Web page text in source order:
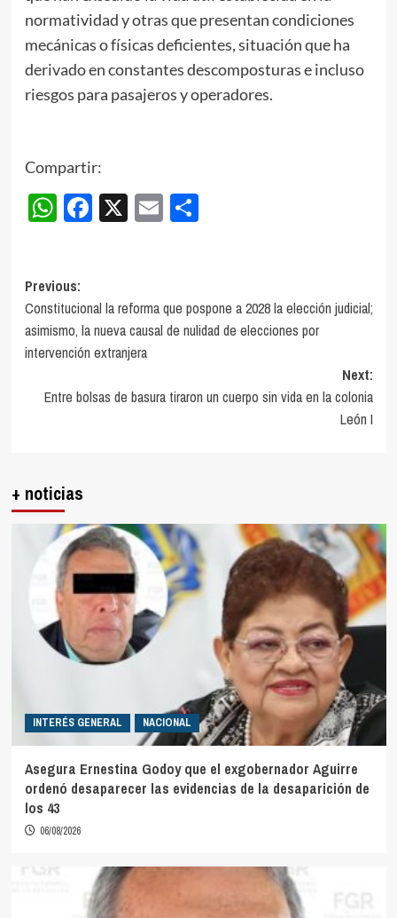
normatividad y otras que presentan condiciones
mecánicas o físicas deficientes, situación que ha
derivado en constantes descomposturas e incluso
riesgos para pasajeros y operadores.
Compartir:
WhatsApp
Facebook
X EmailCompartir
Post
navigation
Previous:
Constitucional la reforma que pospone a 2028 la elección judicial;
asimismo, la nueva causal de nulidad de elecciones por
intervención extranjera
Next:
Entre bolsas de basura tiraron un cuerpo sin vida en la colonia
León I
+ noticias
INTERÉS GENERAL NACIONAL
Asegura Ernestina Godoy que el exgobernador Aguirre
ordenó desaparecer las evidencias de la desaparición de
los 43
06/08/2026